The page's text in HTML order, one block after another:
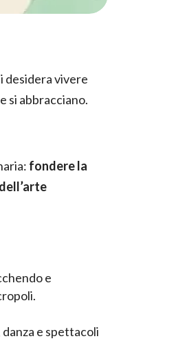
desidera vivere
si abbracciano.
fondere la
e
e spettacoli